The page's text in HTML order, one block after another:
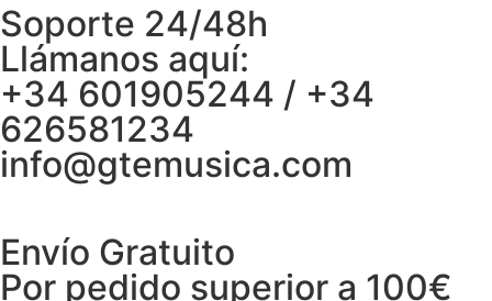
Soporte 24/48h
Llámanos aquí:
+34 601905244 / +34
626581234
info@gtemusica.com
Envío Gratuito
Por pedido superior a 100€